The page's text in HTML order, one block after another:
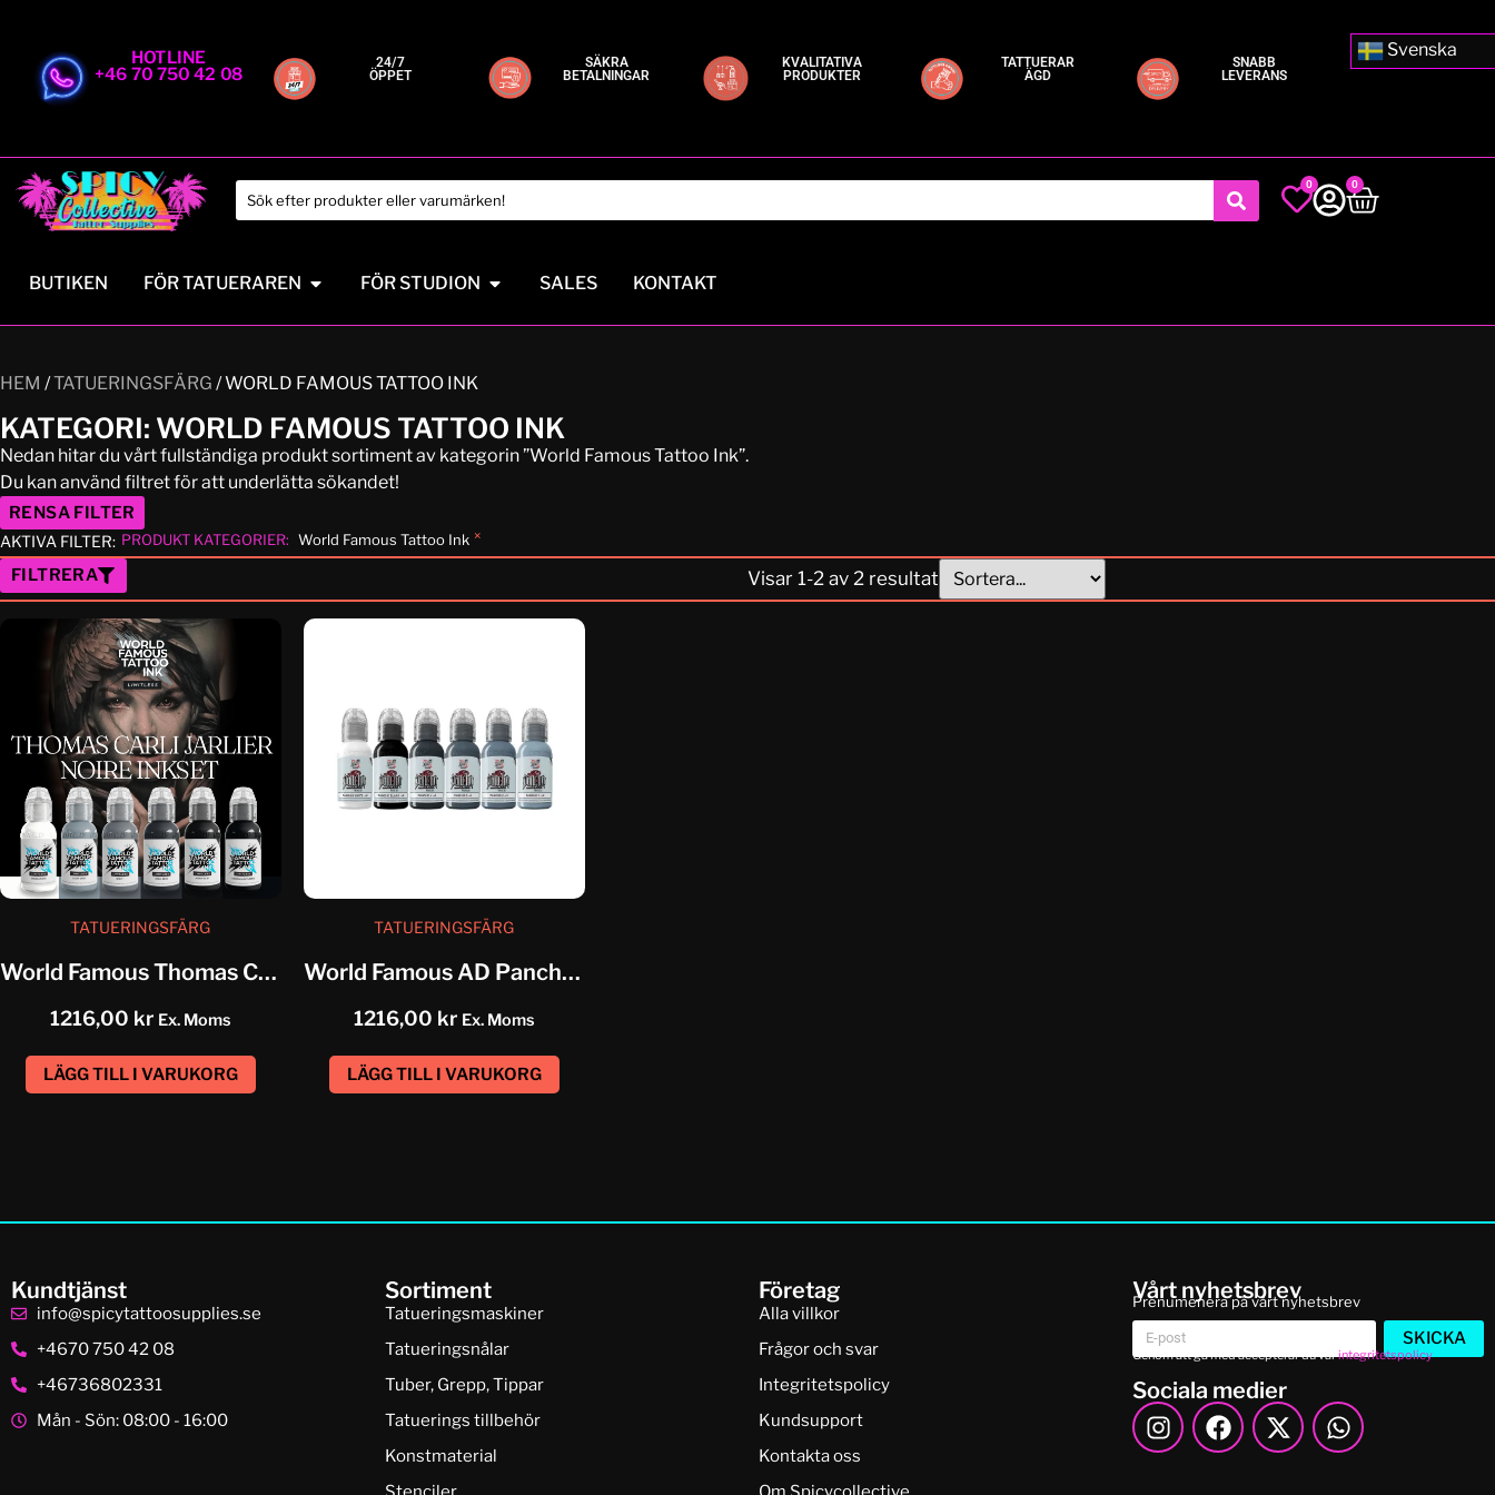
HOTLINE
+46 70 750 42 08
24/7
ÖPPET
SÄKRA
BETALNINGAR
KVALITATIVA
PRODUKTER
TATTUERAR
ÄGD
SNABB
LEVERANS
Svenska
0 0
BUTIKEN FÖR TATUERAREN FÖR STUDION SALES KONTAKT
HEM /TATUERINGSFÄRG / WORLD FAMOUS TATTOO INK
KATEGORI: WORLD FAMOUS TATTOO INK
Nedan hitar du vårt fullständiga produkt sortiment av kategorin ”World Famous Tattoo Ink”.
Du kan använd filtret för att underlätta sökandet!
RENSA FILTER
AKTIVA FILTER: PRODUKT KATEGORIER: World Famous Tattoo Ink ×
FILTRERA Visar 1-2 av 2 resultat
TATUERINGSFÄRG
World Famous Thomas Carli Jarlier...
1216,00 kr Ex. Moms
LÄGG TILL I VARUKORG
TATUERINGSFÄRG
World Famous AD Pancho Pastel...
1216,00 kr Ex. Moms
LÄGG TILL I VARUKORG
Kundtjänst
info@spicytattoosupplies.se
+4670 750 42 08
+46736802331
Mån - Sön: 08:00 - 16:00
Sortiment
Tatueringsmaskiner
Tatueringsnålar
Tuber, Grepp, Tippar
Tatuerings tillbehör
Konstmaterial
Företag
Alla villkor
Frågor och svar
Integritetspolicy
Kundsupport
Kontakta oss
Vårt nyhetsbrev
Prenumenera på vårt nyhetsbrev
SKICKA
Genom att gå med accepterar du vårintegritetspolicy
Sociala medier